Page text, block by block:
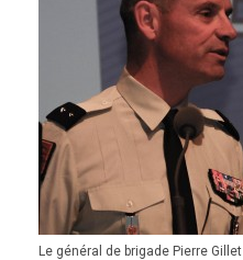
Le général de brigade Pierre Gillet